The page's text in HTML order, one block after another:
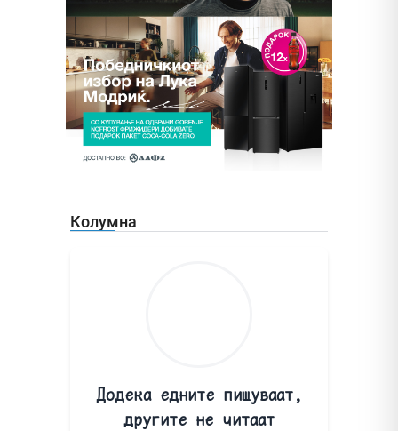
Колумна
Додека едните пишуваат,
другите не читаат